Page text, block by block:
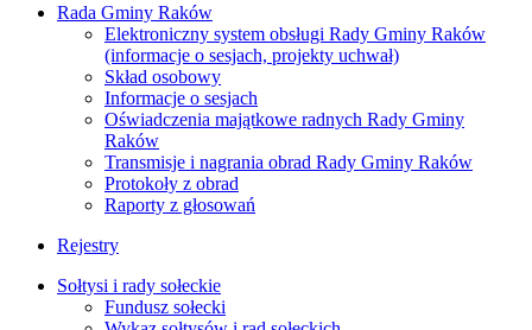
Rada Gminy Raków
Elektroniczny system obsługi Rady Gminy Raków
(informacje o sesjach, projekty uchwał)
Skład osobowy
Informacje o sesjach
Oświadczenia majątkowe radnych Rady Gminy
Raków
Transmisje i nagrania obrad Rady Gminy Raków
Protokoły z obrad
Raporty z głosowań
Rejestry
Sołtysi i rady sołeckie
Fundusz sołecki